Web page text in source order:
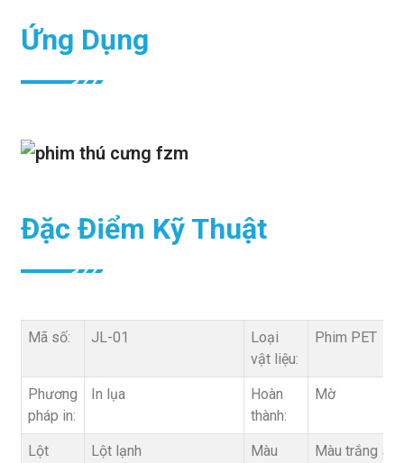
Ứng Dụng
Đặc Điểm Kỹ Thuật
Mã số: JL-01
Loại
vật liệu:
Phim PET
Phương
pháp in:
In lụa
Hoàn
thành:
Mờ
Lột
Lột lạnh
Màu
Màu trắng